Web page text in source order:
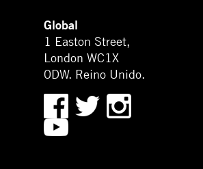
Global
1 Easton Street,
London WC1X
0DW. Reino Unido.